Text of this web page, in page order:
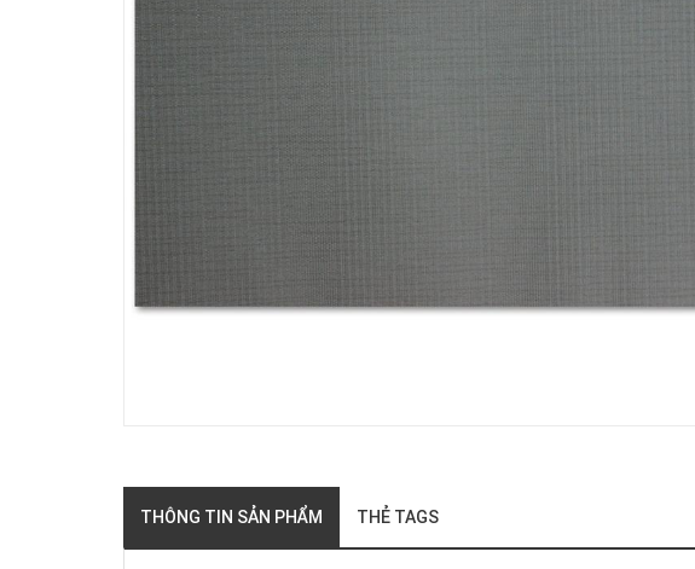
THÔNG TIN SẢN PHẨM THẺ TAGS